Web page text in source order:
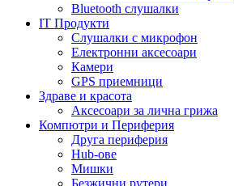
Bluetooth слушалки
IT Продукти
Слушалки с микрофон
Електронни аксесоари
Камери
GPS приемници
Здраве и красота
Аксесоари за лична грижа
Компютри и Периферия
Друга периферия
Hub-ове
Мишки